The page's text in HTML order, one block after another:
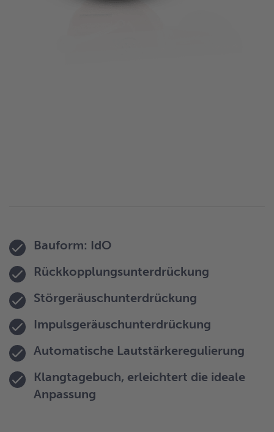
Bauform: IdO
Rückkopplungsunterdrückung
Störgeräuschunterdrückung
Impulsgeräuschunterdrückung
Automatische Lautstärkeregulierung
Klangtagebuch, erleichtert die ideale
Anpassung